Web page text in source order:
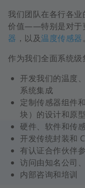
我们团队在各行各
价值——特别是对于
器 ，以及温度传感器。
作为我们全面系统级
开发我们的温度
系统集成
定制传感器组件
块）的设计和原
硬件、软件和传
开发传统封装和
有认证合作伙伴
访问由知名公司
内部咨询和培训